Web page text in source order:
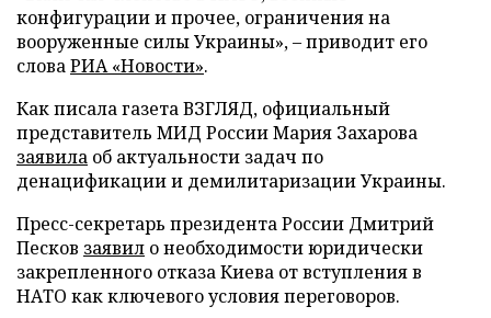
конфигурации и прочее, ограничения на
вооруженные силы Украины», – приводит его
словаРИА «Новости».
Как писала газета ВЗГЛЯД, официальный
представитель МИД России Мария Захарова
заявила об актуальности задач по
денацификации и демилитаризации Украины.
Пресс-секретарь президента России Дмитрий
Песков заявил о необходимости юридически
закрепленного отказа Киева от вступления в
НАТО как ключевого условия переговоров.